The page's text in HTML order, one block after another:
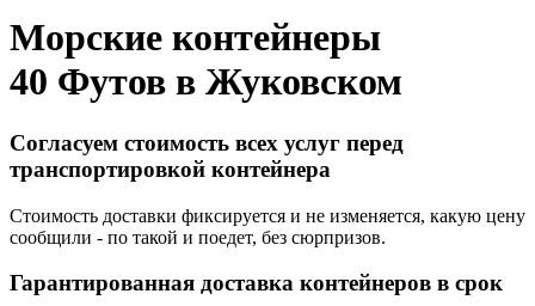
Морские контейнеры
40 Футов в Жуковском
Согласуем стоимость всех услуг перед
транспортировкой контейнера
Стоимость доставки фиксируется и не изменяется, какую цену
сообщили - по такой и поедет, без сюрпризов.
Гарантированная доставка контейнеров в срок